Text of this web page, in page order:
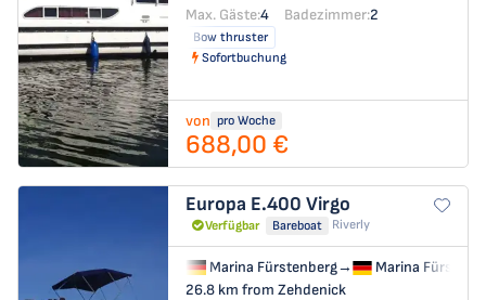
Max. Gäste:4 Badezimmer:2
Bow thruster
Sofortbuchung
von pro Woche
688,00 €
Europa E.400 Virgo
Verfügbar Bareboat Riverly
Marina Fürstenberg→
Marina
26.8 km from Zehdenick